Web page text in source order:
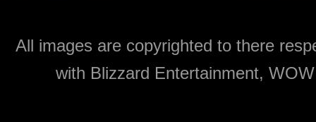
All images are copyrighted to there
with Blizzard Entertainment,